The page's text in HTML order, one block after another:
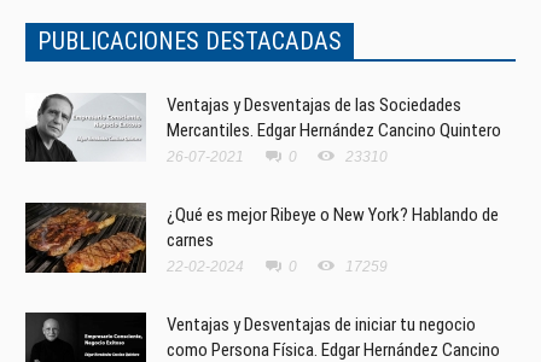
PUBLICACIONES DESTACADAS
Ventajas y Desventajas de las Sociedades
Mercantiles. Edgar Hernández Cancino Quintero
26-07-2021 0 23310
¿Qué es mejor Ribeye o New York? Hablando de
carnes
22-02-2024 0 17259
Ventajas y Desventajas de iniciar tu negocio
como Persona Física. Edgar Hernández Cancino